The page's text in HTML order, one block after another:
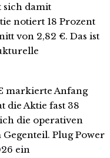
sich damit
notiert 18 Prozent
von 2,82 €. Das ist
markierte Anfang
die Aktie fast 38
die operativen
Plug Power
ein